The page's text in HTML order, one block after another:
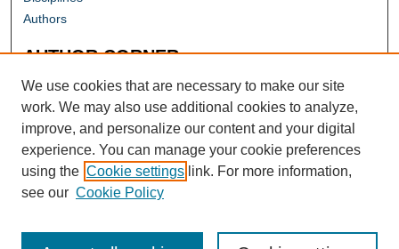
Authors
AUTHOR CORNER
Author FAQ
We use cookies that are necessary to make our site
work. We may also use additional cookies to analyze,
improve, and personalize our content and your digital
experience. You can manage your cookie preferences
using the Cookie settings link. For more information,
see our Cookie Policy